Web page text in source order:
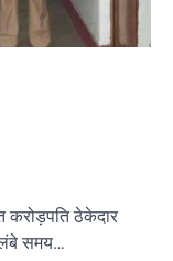
करोड़पति ठेकेदार
लंबे समय…